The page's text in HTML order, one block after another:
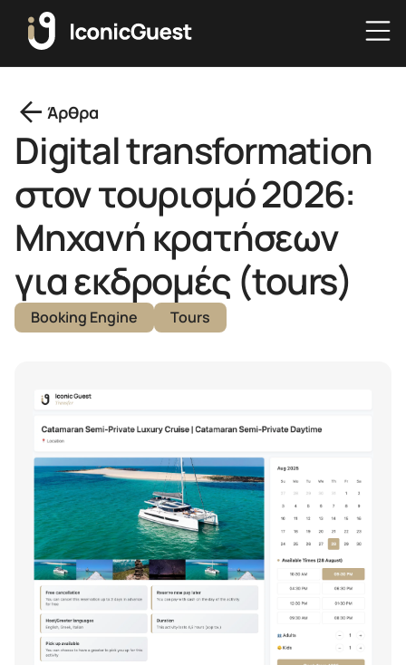
arrow_back Άρθρα
Digital transformation
στον τουρισμό 2026:
Μηχανή κρατήσεων
για εκδρομές (tours)
Booking Engine Tours